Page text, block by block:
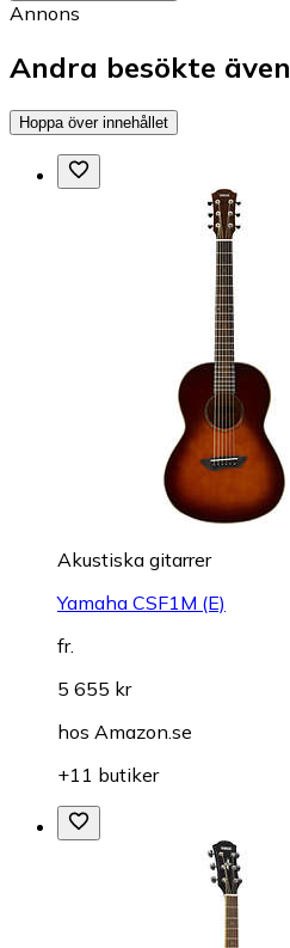
Annons
Andra besökte även
Hoppa över innehållet
Akustiska gitarrer
Yamaha CSF1M (E)
fr.
5 655 kr
hos Amazon.se
+11 butiker